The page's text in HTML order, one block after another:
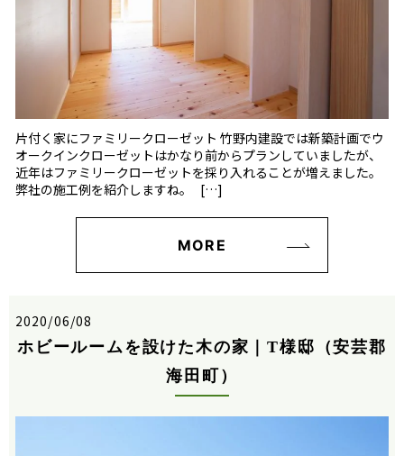
片付く家にファミリークローゼット 竹野内建設では新築計画でウ
オークインクローゼットはかなり前からプランしていましたが、
近年はファミリークローゼットを採り入れることが増えました。
弊社の施工例を紹介しますね。 […]
MORE
2020/06/08
ホビールームを設けた木の家｜T様邸（安芸郡
海田町）